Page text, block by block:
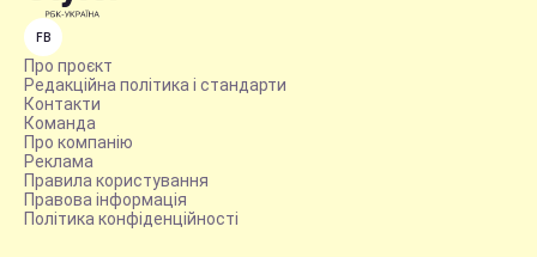
FB
Про проєкт
Редакційна політика і стандарти
Контакти
Команда
Про компанію
Реклама
Правила користування
Правова інформація
Політика конфіденційності